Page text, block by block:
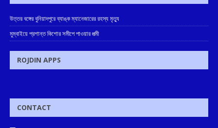
উত্তর বঙ্গের বুনিয়াদপুরে ব্যাঙ্ক ম্যানেজারের রহস্য মৃত্যু
মুম্বাইয়ে প্রশান্ত কিশোর সমীপে পাওয়ার পত্মী
ROJDIN APPS
CONTACT